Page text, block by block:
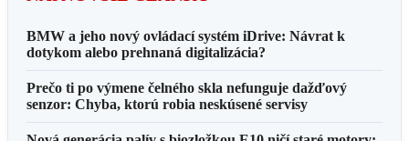
BMW a jeho nový ovládací systém iDrive: Návrat k
dotykom alebo prehnaná digitalizácia?
Prečo ti po výmene čelného skla nefunguje dažďový
senzor: Chyba, ktorú robia neskúsené servisy